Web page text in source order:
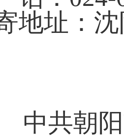
址：沈
中共朝